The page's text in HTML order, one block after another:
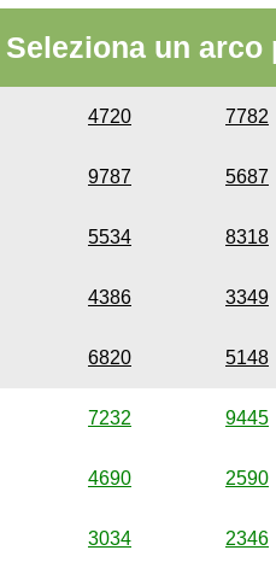
Seleziona un
4720 7782
9787 5687
5534 8318
4386 3349
6820 5148
7232 9445
4690 2590
3034 2346